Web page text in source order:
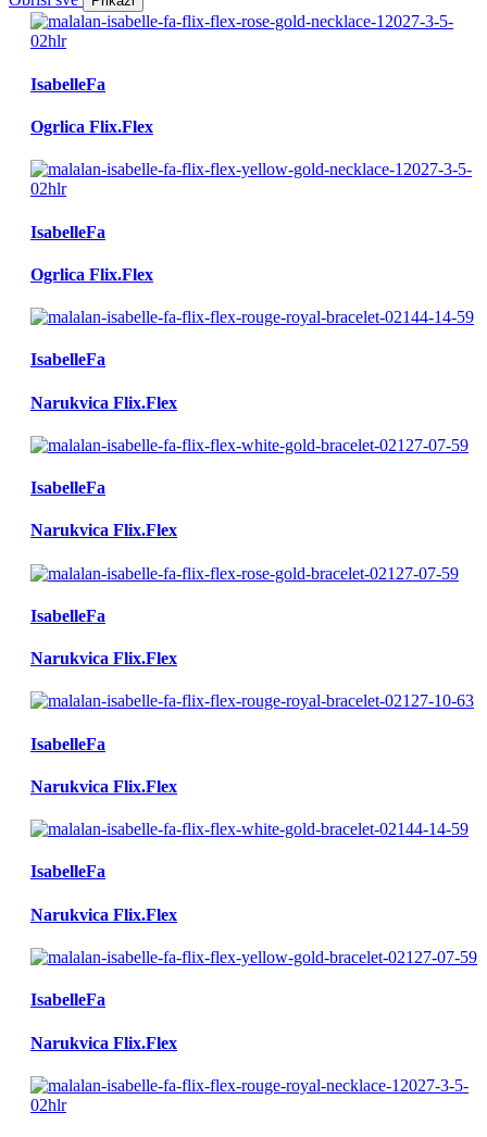
IsabelleFa
Ogrlica Flix.Flex
IsabelleFa
Ogrlica Flix.Flex
IsabelleFa
Narukvica Flix.Flex
IsabelleFa
Narukvica Flix.Flex
IsabelleFa
Narukvica Flix.Flex
IsabelleFa
Narukvica Flix.Flex
IsabelleFa
Narukvica Flix.Flex
IsabelleFa
Narukvica Flix.Flex